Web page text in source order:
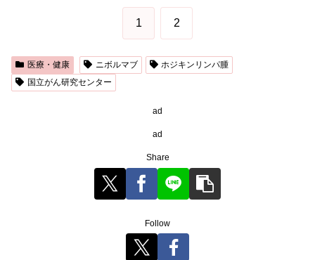
1 2
医療・健康 ニボルマブ
ホジキンリンパ腫
国立がん研究センター
ad
ad
Share
Follow